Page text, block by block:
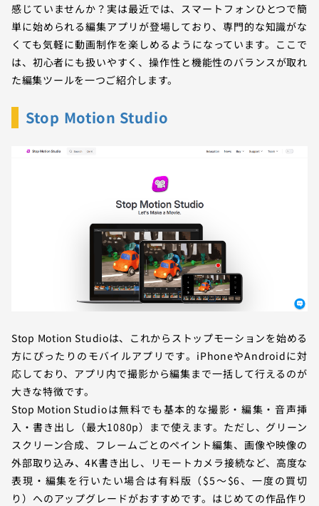
感じていませんか？実は最近では、スマートフォンひとつで簡
単に始められる編集アプリが登場しており、専門的な知識がな
くても気軽に動画制作を楽しめるようになっています。ここで
は、初心者にも扱いやすく、操作性と機能性のバランスが取れ
た編集ツールを一つご紹介します。
Stop Motion Studio
Stop Motion Studioは、これからストップモーションを始める
方にぴったりのモバイルアプリです。iPhoneやAndroidに対
応しており、アプリ内で撮影から編集まで一括して行えるのが
大きな特徴です。
Stop Motion Studioは無料でも基本的な撮影・編集・音声挿
入・書き出し（最大1080p）まで使えます。ただし、グリーン
スクリーン合成、フレームごとのペイント編集、画像や映像の
外部取り込み、4K書き出し、リモートカメラ接続など、高度な
表現・編集を行いたい場合は有料版（$5〜$6、一度の買切
り）へのアップグレードがおすすめです。はじめての作品作り